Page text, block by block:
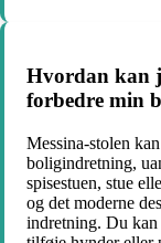
Hvordan kan
forbedre min
Messina-stolen
boligindretning,
spisestuen, stue
og det moderne
indretning. Du kan